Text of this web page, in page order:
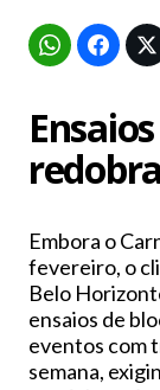
Embora o
fevereiro, o
Belo
ensaios de
eventos com
semana,